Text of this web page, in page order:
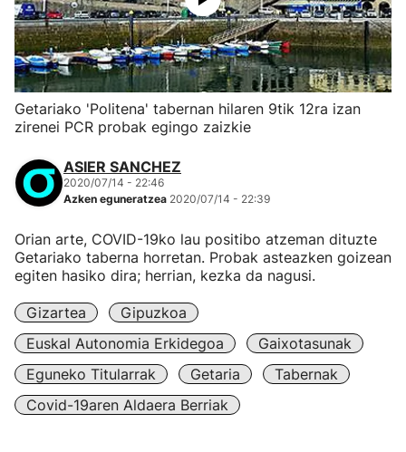
Getariako 'Politena' tabernan hilaren 9tik 12ra izan
zirenei PCR probak egingo zaizkie
ASIER SANCHEZ
2020/07/14 - 22:46
Azken eguneratzea 2020/07/14 - 22:39
Orian arte, COVID-19ko lau positibo atzeman dituzte
Getariako taberna horretan. Probak asteazken goizean
egiten hasiko dira; herrian, kezka da nagusi.
Gizartea
Gipuzkoa
Euskal Autonomia Erkidegoa
Gaixotasunak
Eguneko Titularrak
Getaria
Tabernak
Covid-19aren Aldaera Berriak